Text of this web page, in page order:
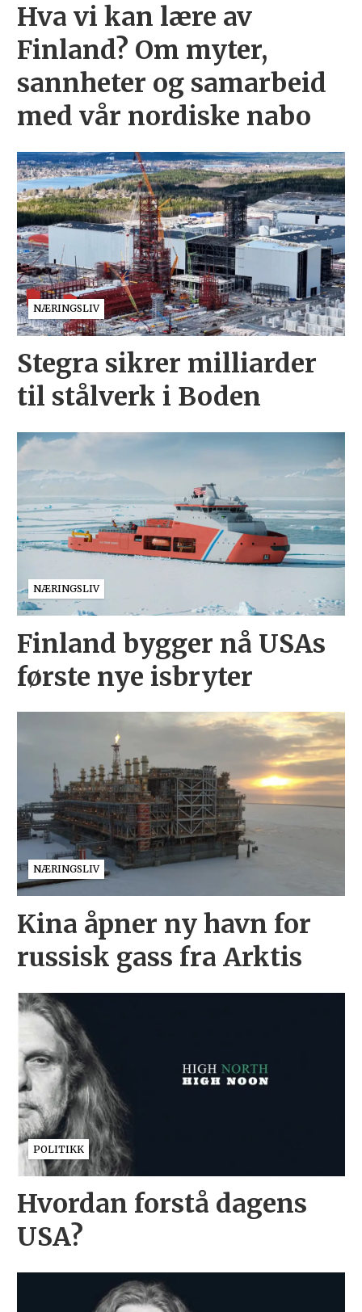
Hva vi kan lære av
Finland? Om myter,
sannheter og samarbeid
med vår nordiske nabo
NÆRINGSLIV
Stegra sikrer milliarder
til stålverk i Boden
NÆRINGSLIV
Finland bygger nå USAs
første nye isbryter
NÆRINGSLIV
Kina åpner ny havn for
russisk gass fra Arktis
POLITIKK
Hvordan forstå dagens
USA?